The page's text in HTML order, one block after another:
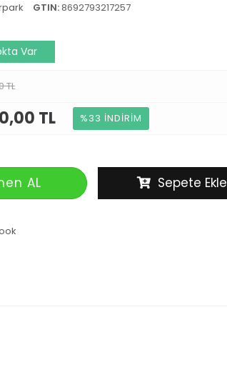
GTIN:8692793217257
Var
TL
TL %33 İNDİRİM
AL Sepete Ekle